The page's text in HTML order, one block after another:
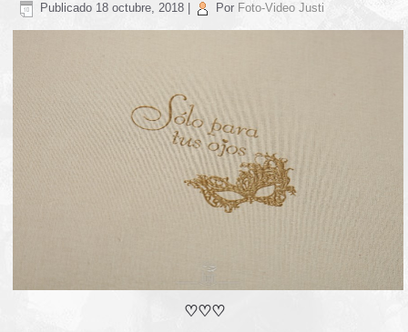
Publicado 18 octubre, 2018 Por Foto-Video Justi
♡♡♡